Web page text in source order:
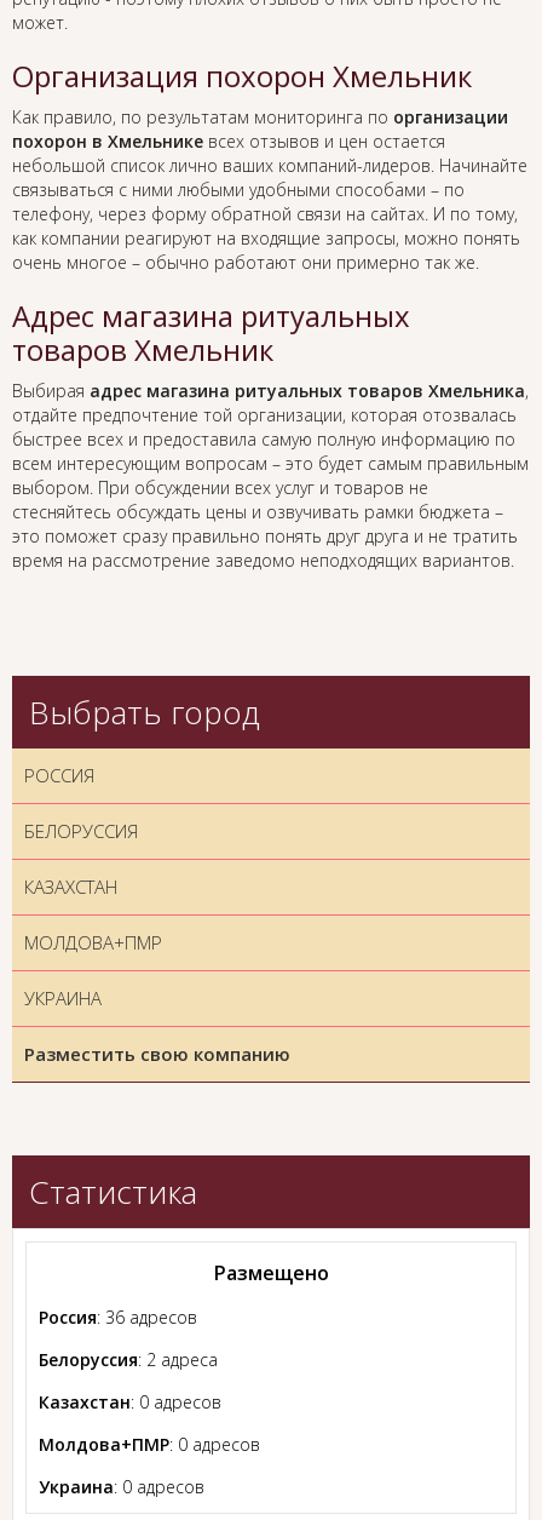
может.
Организация похорон Хмельник
Как правило, по результатам мониторинга по организации
похорон в Хмельнике всех отзывов и цен остается
небольшой список лично ваших компаний-лидеров. Начинайте
связываться с ними любыми удобными способами – по
телефону, через форму обратной связи на сайтах. И по тому,
как компании реагируют на входящие запросы, можно понять
очень многое – обычно работают они примерно так же.
Адрес магазина ритуальных
товаров Хмельник
Выбирая адрес магазина ритуальных товаров Хмельника,
отдайте предпочтение той организации, которая отозвалась
быстрее всех и предоставила самую полную информацию по
всем интересующим вопросам – это будет самым правильным
выбором. При обсуждении всех услуг и товаров не
стесняйтесь обсуждать цены и озвучивать рамки бюджета –
это поможет сразу правильно понять друг друга и не тратить
время на рассмотрение заведомо неподходящих вариантов.
Выбрать город
РОССИЯ
БЕЛОРУССИЯ
КАЗАХСТАН
МОЛДОВА+ПМР
УКРАИНА
Разместить свою компанию
Статистика
Размещено
Россия: 36 адресов
Белоруссия: 2 адреса
Казахстан: 0 адресов
Молдова+ПМР: 0 адресов
Украина: 0 адресов